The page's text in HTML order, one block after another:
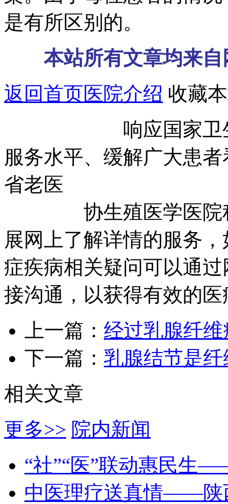
是有所区别的。
本站所有文章均来自
返回首页医院介绍 收藏
响应国家卫生部
服务水平、缓解广大患
省老医
协生殖医学医院积
展网上了解详情的服务
症疾病相关疑问可以通
接沟通，以获得有效的
上一篇： 经过乳腺纤
下一篇： 乳腺结节是纤
相关文章
更多>> 院内新闻
“社”“医”联动惠民生
中医理疗送真情——陕